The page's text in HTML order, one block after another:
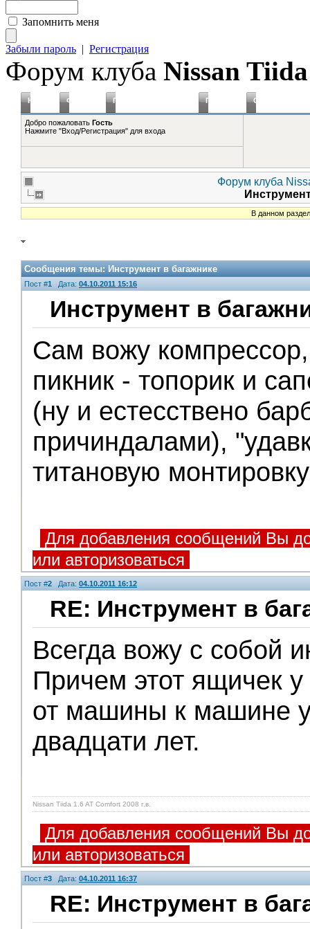
Запомнить меня
Забыли пароль | Регистрация
Форум клуба Nissan Tiida
Новое Форумы Плагины Статистика Правила Справка
Добро пожаловать Гость
Нажмите "Вход/Регистрация" для входа
Форум клуба
В данном
Сообщения темы:Инструмент в багажнике
Пост #1 Дата: 04.10.2011 15:16
Инструмент в
Сам вожу
пикник - топорик и
(ну и естесствено
причиндалами),
титановую монтировку
Для добавления сообщений Вы
или авторизоваться
Пост #2 Дата: 04.10.2011 16:12
RE: Инструмент в
Всегда вожу с собой
Причем этот ящичек
от машины к машине
двадцати лет.
Nissan Tiida 1.6 AT Comfort 2008 г.в.
Для добавления сообщений Вы
или авторизоваться
Пост #3 Дата: 04.10.2011 16:37
RE: Инструмент в